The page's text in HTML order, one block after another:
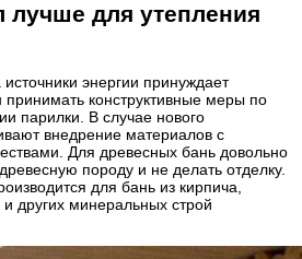
лучше для утепления
энергии принуждает
принимать конструктивные меры по
парилки. В случае нового
внедрение материалов с
Для древесных бань довольно
породу и не делать отделку.
для бань из кирпича,
других минеральных строй